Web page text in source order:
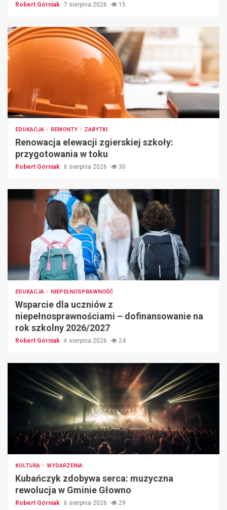
Robert Górniak 7 sierpnia 2026 15
EDUKACJA REMONTY ZABYTKI
Renowacja elewacji zgierskiej szkoły:
przygotowania w toku
Robert Górniak 6 sierpnia 2026 30
EDUKACJA NIEPEŁNOSPRAWNOŚĆ
Wsparcie dla uczniów z
niepełnosprawnościami – dofinansowanie na
rok szkolny 2026/2027
Robert Górniak 6 sierpnia 2026 24
KULTURA WYDARZENIA
Kubańczyk zdobywa serca: muzyczna
rewolucja w Gminie Głowno
Robert Górniak 6 sierpnia 2026 29